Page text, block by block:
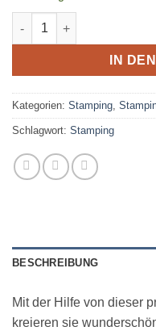
Stamping Platte Nr. 90 -
IN
Kategorien: Stamping,
Schlagwort: Stamping
BESCHREIBUNG
Mit der Hilfe von dieser
kreieren sie